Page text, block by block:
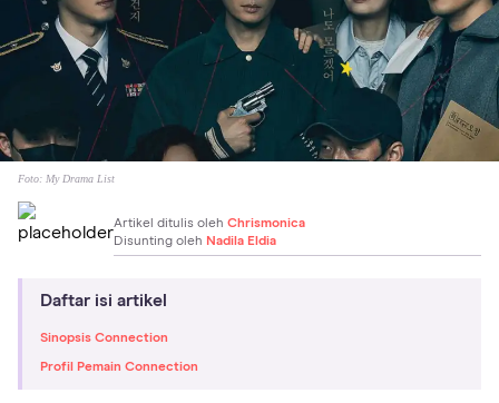
Foto: My Drama List
Artikel ditulis oleh Chrismonica
Disunting oleh Nadila Eldia
Daftar isi artikel
Sinopsis Connection
Profil Pemain Connection